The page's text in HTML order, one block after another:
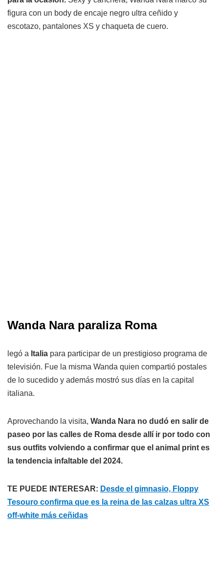
figura con un body de encaje negro ultra ceñido y
escotazo, pantalones XS y chaqueta de cuero.
Wanda Nara paraliza Roma
legó a Italia para participar de un prestigioso programa de
televisión. Fue la misma Wanda quien compartió postales
de lo sucedido y además mostró sus días en la capital
italiana.
Aprovechando la visita, Wanda Nara no dudó en salir de
paseo por las calles de Roma desde allí ir por todo con
sus outfits volviendo a confirmar que el animal print es
la tendencia infaltable del 2024.
TE PUEDE INTERESAR: Desde el gimnasio, Floppy
Tesouro confirma que es la reina de las calzas ultra XS
off-white más ceñidas